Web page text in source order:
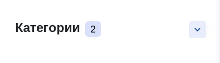
keyboard_arrow_down
Категории 2